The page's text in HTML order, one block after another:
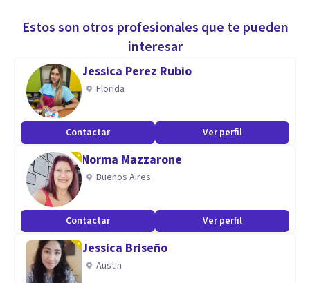
Estos son otros profesionales que te pueden
interesar
Jessica Perez Rubio
Florida
Contactar Ver perfil
Norma Mazzarone
Buenos Aires
Contactar Ver perfil
Jessica Briseño
Austin